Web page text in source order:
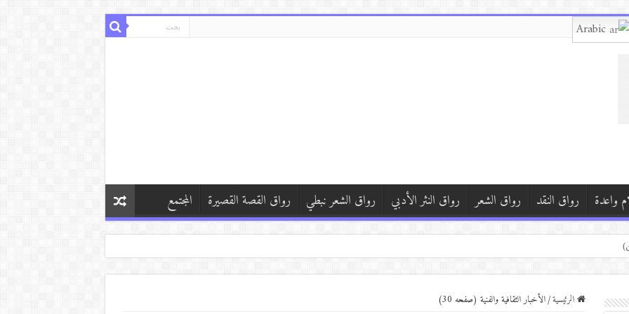
Arabic
واعدة رواق النقد رواق الشعر رواق النثر الأدبي رواق الشعر نبطي رواق القصة القصيرة المجتمع
الرئيسية/الأخبار الثقافية والفنية (صفحه 30)